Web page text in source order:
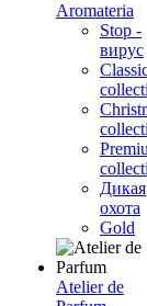
Aromateria
Stop -
вирус
Дикая
охота
Gold
Atelier de